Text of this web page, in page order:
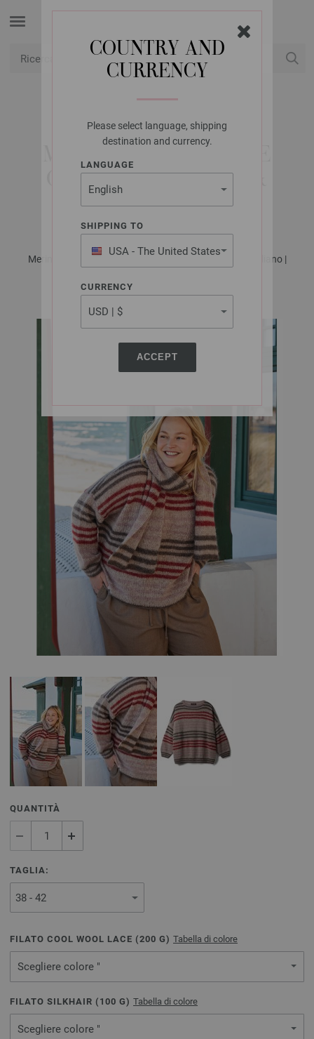
COUNTRY AND
CURRENCY
Please select language, shipping
destination and currency.
LANGUAGE
SHIPPING TO
USA - The United States
of America
CURRENCY
ACCEPT
LANA GROSSA
MAGLIONE OVERSIZE
COOL WOOL LACE &
SILKHAIR
Merino Edition No. 4 - Rivista tedesca + istruzioni in italiano |
QUANTITÀ
TAGLIA:
FILATO COOL WOOL LACE (200 G) Tabella di colore
Scegliere colore "
FILATO SILKHAIR ( 100 G) Tabella di colore
Scegliere colore "